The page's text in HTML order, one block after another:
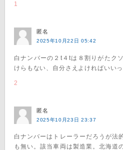
1
匿名
2025年10月22日 05:42
白ナンバーの２t４tは８割りがたク
けらもない、自分さえよければいいっ
2
匿名
2025年10月23日 23:37
白ナンバーはトレーラーだろうが法
も無い。該当車両は製造業。北海道